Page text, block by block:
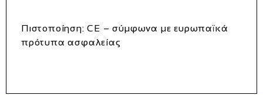
Πιστοποίηση: CE – σύμφωνα με ευρωπαϊκά
πρότυπα ασφαλείας